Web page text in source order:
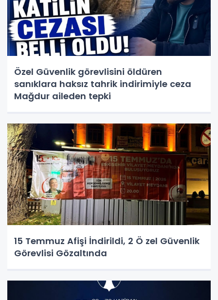
Özel Güvenlik görevlisini öldüren
sanıklara haksız tahrik indirimiyle ceza
Mağdur aileden tepki
15 Temmuz Afişi İndirildi, 2 Ö zel Güvenlik
Görevlisi Gözaltında